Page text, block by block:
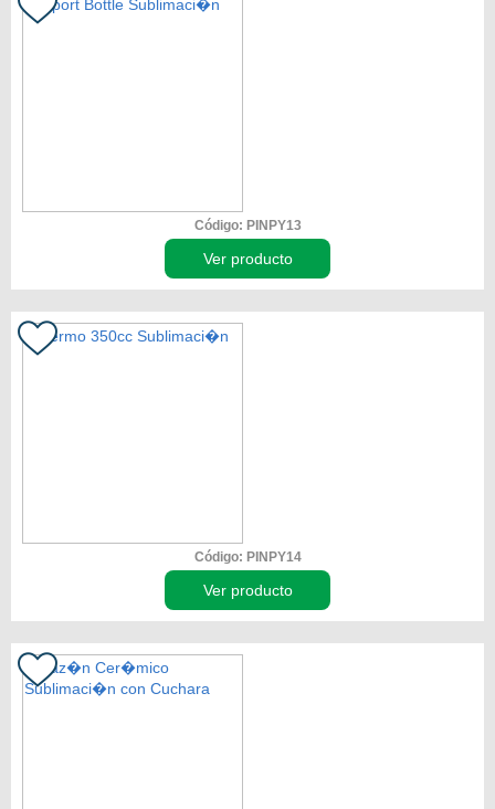
Código: PINPY13
Ver producto
Código: PINPY14
Ver producto